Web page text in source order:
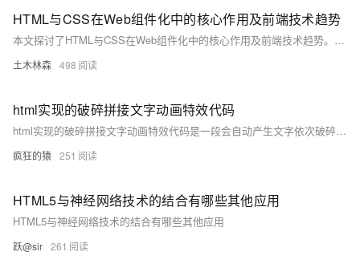
HTML与CSS在Web组件化中的核心作用及前端技术趋势
本文探讨了HTML与CSS在Web组件化中的核心作用及前端技术趋势。从结构定义、语义化到样式封装与布局控制，两者不仅提升了代码复用率和可维护性，还通过响应式设计、动态样式等技术增强了用户体验。面对兼容性、代码复杂度等挑战，文章提出了相应的解决策略，强调了持续创新的重要性，旨在构建高效、灵活的Web应用。
土木林森 498
html实现的破碎拼接文字动画特效代码
html实现的破碎拼接文字动画特效代码是一段会自动产生文字依次破碎再拼接的效果，非常的炫。欢迎对此段代码感兴趣的朋友前来下载使用。
疯狂的猿 251
HTML5与神经网络技术的结合有哪些其他应用
HTML5与神经网络技术的结合有哪些其他应用
跃@sir 261